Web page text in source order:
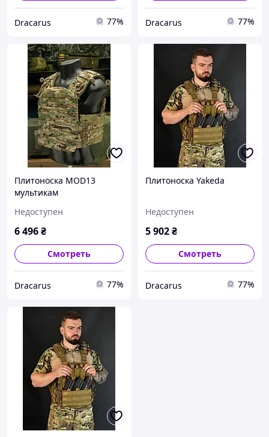
Dracarus 77% Dracarus 77%
Плитоноска MOD13
мультикам
Недоступен
6 496₴
Смотреть
Dracarus 77%
Плитоноска Yakeda
Недоступен
5 902₴
Смотреть
Dracarus 77%